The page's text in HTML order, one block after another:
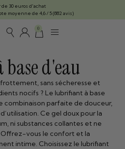
30 euros d'achat
moyenne de 4,6 / 5 (882 avis)
0
d'eau
sans sécheresse et
nocifs ? Le lubrifiant à base
combinaison parfaite de douceur,
Ce gel doux pour la
ni substances collantes et ne
Offrez-vous le confort et la
intime. Choisissez le lubrifiant